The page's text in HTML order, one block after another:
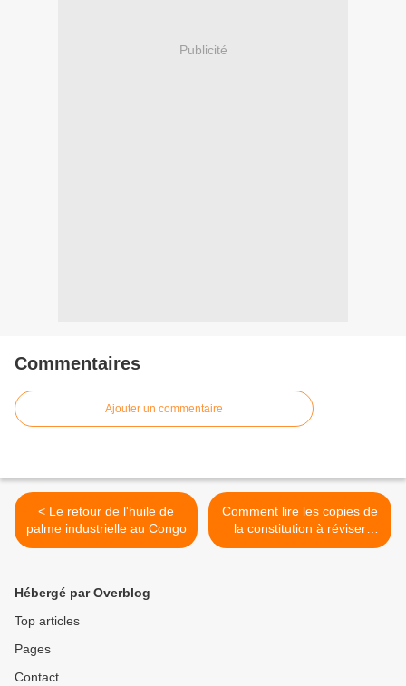
Publicité
Commentaires
Ajouter un commentaire
< Le retour de l'huile de
palme industrielle au Congo
Comment lire les copies de
la constitution à réviser
sans électricité??? >
Hébergé par Overblog
Top articles
Pages
Contact